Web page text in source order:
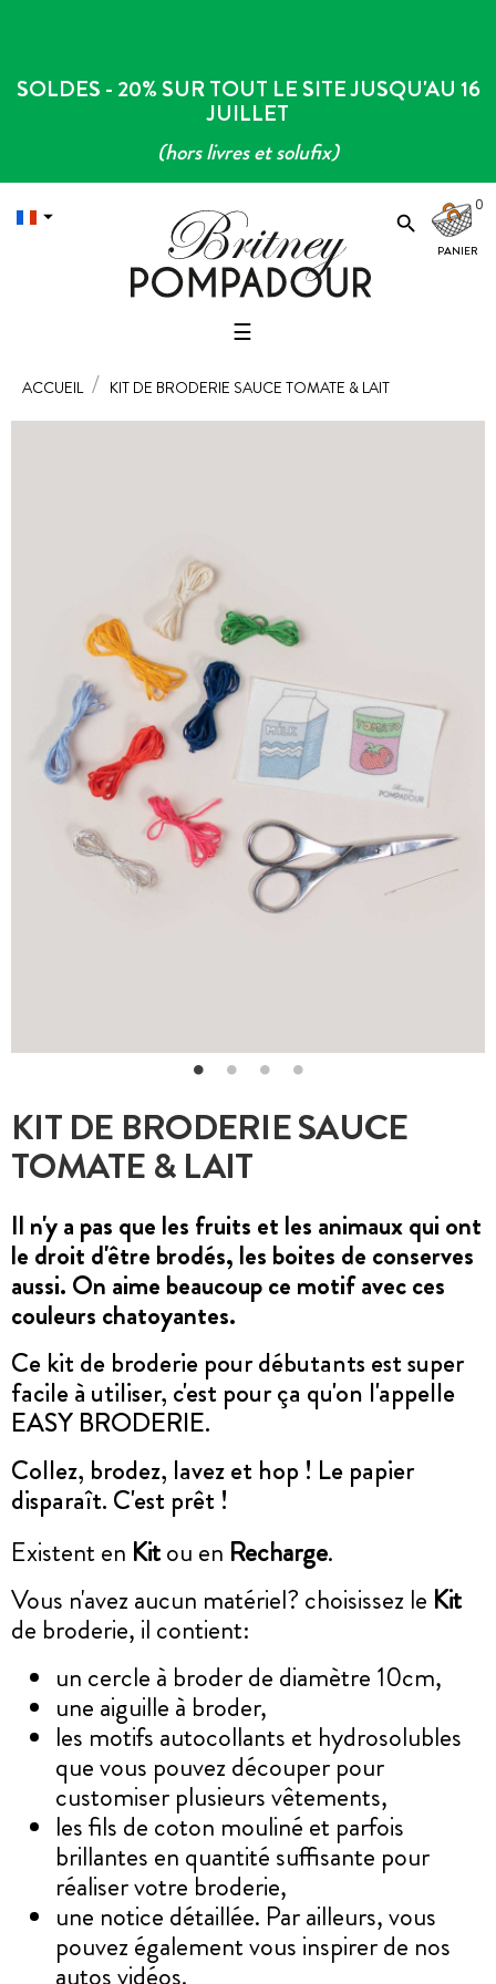
SOLDES - 20% SUR TOUT LE SITE JUSQU'AU 16
JUILLET
(hors livres et solufix)
 
0
Basculer
navigation
☰
ACCUEIL KIT DE BRODERIE SAUCE TOMATE & LAIT
KIT DE BRODERIE SAUCE
TOMATE & LAIT
Il n'y a pas que les fruits et les animaux qui ont
le droit d'être brodés, les boites de conserves
aussi. On aime beaucoup ce motif avec ces
couleurs chatoyantes.
Ce kit de broderie pour débutants est super
facile à utiliser, c'est pour ça qu'on l'appelle
EASY BRODERIE.
Collez, brodez, lavez et hop ! Le papier
disparaît. C'est prêt !
Existent en Kitou en Recharge.
Vous n'avez aucun matériel? choisissez le Kit
de broderie, il contient:
un cercle à broder de diamètre 10cm,
une aiguille à broder,
les motifs autocollants et hydrosolubles
que vous pouvez découper pour
customiser plusieurs vêtements,
les fils de coton mouliné et parfois
brillantes en quantité suffisante pour
réaliser votre broderie,
une notice détaillée. Par ailleurs, vous
pouvez également vous inspirer de nos
autos vidéos.